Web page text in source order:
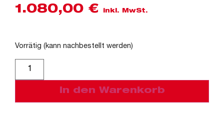
1.080,00 € inkl. MwSt.
Vorrätig (kann nachbestellt werden)
In den Warenkorb